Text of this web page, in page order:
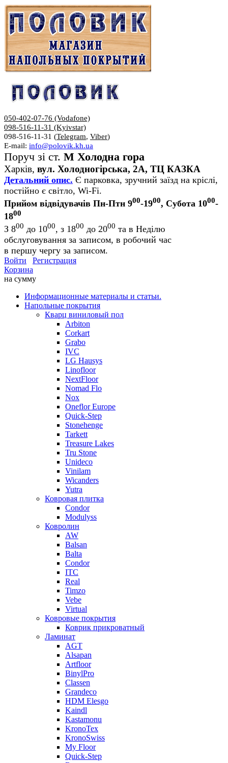
050-402-07-76 (Vodafone)
098-516-11-31 (Kyivstar)
098-516-11-31 (Telegram, Viber)
E-mail: info@polovik.kh.ua
Поруч зі ст. М Холодна гора
Харків, вул. Холодногірська, 2А, ТЦ КАЗКА
Детальний опис. Є парковка, зручний заїзд на кріслі,
постійно є світло, Wi-Fi.
Прийом відвідувачів Пн-Птн 900-1900, Субота 1000-
1800
З 800 до 1000, з 1800 до 2000 та в Неділю
обслуговування за записом, в робочий час
в першу чергу за записом.
Войти
Регистрация
Корзина
на сумму
Информационные материалы и статьи.
Напольные покрытия
Кварц виниловый пол
Arbiton
Corkart
Grabo
IVC
LG Hausys
Linofloor
NextFloor
Nomad Flo
Nox
Oneflor Europe
Quick-Step
Stonehenge
Tarkett
Treasure Lakes
Tru Stone
Unideco
Vinilam
Wicanders
Yutra
Ковровая плитка
Condor
Modulyss
Ковролин
AW
Balsan
Balta
Condor
ITC
Real
Timzo
Vebe
Virtual
Ковровые покрытия
Коврик прикроватный
Ламинат
AGT
Alsapan
Artfloor
BinylPro
Classen
Grandeco
HDM Elesgo
Kaindl
Kastamonu
KronoTex
KronoSwiss
My Floor
Quick-Step